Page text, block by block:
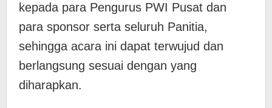
kepada para Pengurus PWI Pusat dan
para sponsor serta seluruh Panitia,
sehingga acara ini dapat terwujud dan
berlangsung sesuai dengan yang
diharapkan.